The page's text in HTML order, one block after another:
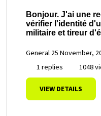
Bonjour. J'ai une
vérifier l'identité
militaire et tireur
General 25 November,
1 replies
1048
VIEW DETAILS